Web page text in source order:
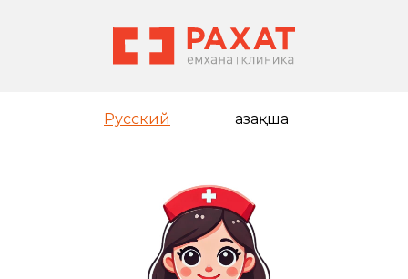
Русский Қазақша